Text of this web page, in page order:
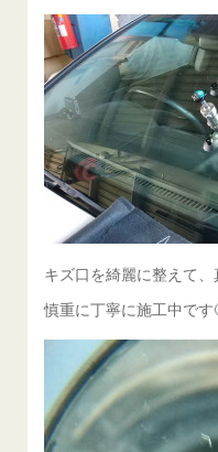
キズ口を綺麗に整えて
慎重に丁寧に施工中です